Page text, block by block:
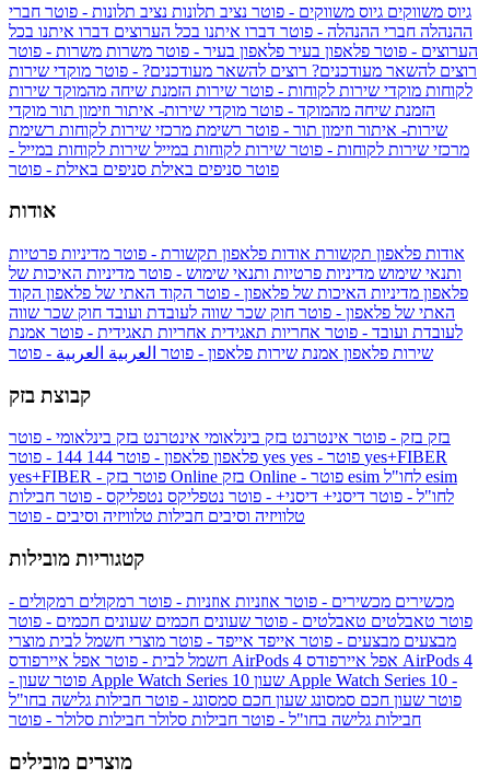
גיוס משווקים גיוס משווקים - פוטר נציב תלונות נציב תלונות - פוטר חברי
ההנהלה חברי ההנהלה - פוטר דברו איתנו בכל הערוצים דברו איתנו בכל
הערוצים - פוטר פלאפון בעיר פלאפון בעיר - פוטר משרות משרות - פוטר
רוצים להשאר מעודכנים? רוצים להשאר מעודכנים? - פוטר מוקדי שירות
לקוחות מוקדי שירות לקוחות - פוטר שירות הזמנת שיחה מהמוקד שירות
הזמנת שיחה מהמוקד - פוטר מוקדי שירות- איתור וזימון תור מוקדי
שירות- איתור וזימון תור - פוטר רשימת מרכזי שירות לקוחות רשימת
מרכזי שירות לקוחות - פוטר שירות לקוחות במייל שירות לקוחות במייל -
פוטר סניפים באילת סניפים באילת - פוטר
אודות
אודות פלאפון תקשורת אודות פלאפון תקשורת - פוטר מדיניות פרטיות
ותנאי שימוש מדיניות פרטיות ותנאי שימוש - פוטר מדיניות האיכות של
פלאפון מדיניות האיכות של פלאפון - פוטר הקוד האתי של פלאפון הקוד
האתי של פלאפון - פוטר חוק שכר שווה לעובדת ועובד חוק שכר שווה
לעובדת ועובד - פוטר אחריות תאגידית אחריות תאגידית - פוטר אמנת
שירות פלאפון אמנת שירות פלאפון - פוטר العربية العربية - פוטר
קבוצת בזק
בזק בזק - פוטר אינטרנט בזק בינלאומי אינטרנט בזק בינלאומי - פוטר
פלאפון פלאפון - פוטר 144 yes
yes+FIBER
yes+FIBER - פוטר בזק Online
esim
לחו"ל - פוטר דיסני+ דיסני+ - פוטר נטפליקס נטפליקס - פוטר חבילות
טלוויזיה וסיבים חבילות טלוויזיה וסיבים - פוטר
קטגוריות מובילות
מכשירים מכשירים - פוטר אוזניות אוזניות - פוטר רמקולים רמקולים -
פוטר טאבלטים טאבלטים - פוטר שעונים חכמים שעונים חכמים - פוטר
מבצעים מבצעים - פוטר אייפד אייפד - פוטר מוצרי חשמל לבית מוצרי
חשמל לבית - פוטר אפל איירפודס AirPods 4 אפל איירפודס AirPods 4
- פוטר שעון Apple Watch Series 10 שעון Apple Watch Series 10 -
פוטר שעון חכם סמסונג שעון חכם סמסונג - פוטר חבילות גלישה בחו"ל
חבילות גלישה בחו"ל - פוטר חבילות סלולר חבילות סלולר - פוטר
מוצרים מובילים